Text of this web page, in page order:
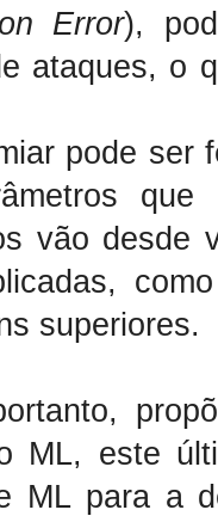
Error),
ataques, o
pode ser
vão desde
superiores.
ML, este
ML para a